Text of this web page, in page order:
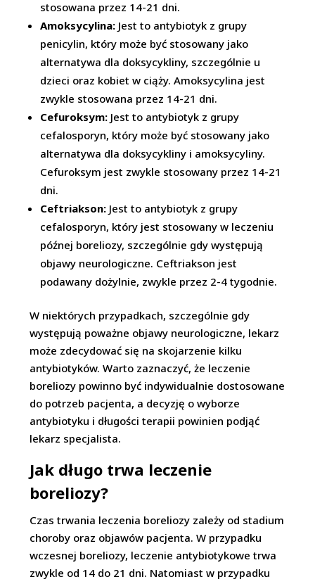
stosowana przez 14-21 dni.
Amoksycylina: Jest to antybiotyk z grupy
penicylin, który może być stosowany jako
alternatywa dla doksycykliny, szczególnie u
dzieci oraz kobiet w ciąży. Amoksycylina jest
zwykle stosowana przez 14-21 dni.
Cefuroksym: Jest to antybiotyk z grupy
cefalosporyn, który może być stosowany jako
alternatywa dla doksycykliny i amoksycyliny.
Cefuroksym jest zwykle stosowany przez 14-21
dni.
Ceftriakson: Jest to antybiotyk z grupy
cefalosporyn, który jest stosowany w leczeniu
późnej boreliozy, szczególnie gdy występują
objawy neurologiczne. Ceftriakson jest
podawany dożylnie, zwykle przez 2-4 tygodnie.
W niektórych przypadkach, szczególnie gdy
występują poważne objawy neurologiczne, lekarz
może zdecydować się na skojarzenie kilku
antybiotyków. Warto zaznaczyć, że leczenie
boreliozy powinno być indywidualnie dostosowane
do potrzeb pacjenta, a decyzję o wyborze
antybiotyku i długości terapii powinien podjąć
lekarz specjalista.
Jak długo trwa leczenie
boreliozy?
Czas trwania leczenia boreliozy zależy od stadium
choroby oraz objawów pacjenta. W przypadku
wczesnej boreliozy, leczenie antybiotykowe trwa
zwykle od 14 do 21 dni. Natomiast w przypadku